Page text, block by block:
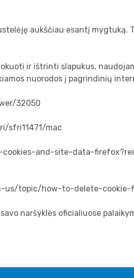
aukščiau esantį
ir ištrinti slapukus,
nuorodos į pagrindinių
32050
sfri11471/mac
and-site-data-
us/topic/how-to-delete-
naršyklės oficialiuose